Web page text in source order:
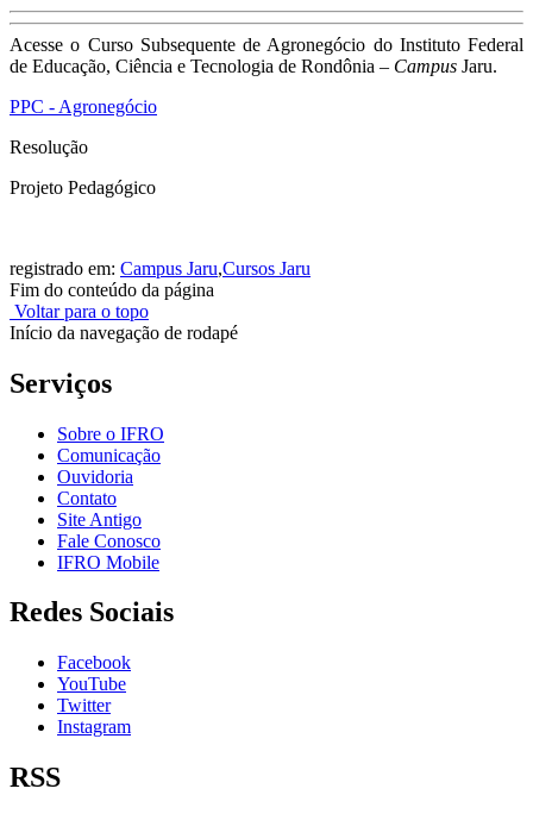
Acesse o Curso Subsequente de Agronegócio do Instituto Federal
de Educação, Ciência e Tecnologia de Rondônia – Campus Jaru.
PPC - Agronegócio
Resolução
Projeto Pedagógico
registrado em: Campus Jaru,Cursos Jaru
Fim do conteúdo da página
Voltar para o topo
Início da navegação de rodapé
Serviços
Sobre o IFRO
Comunicação
Ouvidoria
Contato
Site Antigo
Fale Conosco
IFRO Mobile
Redes Sociais
Facebook
YouTube
Twitter
Instagram
RSS